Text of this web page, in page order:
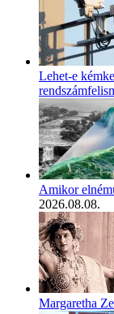
Lehet-e
Amikor
2026.08.08.
Margaretha